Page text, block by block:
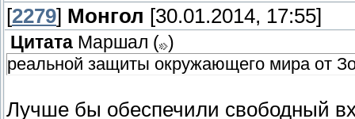
[2279] Монгол [30.01.2014, 17:55]
Цитата Маршал ( )
реальной защиты окружающего мира от
Лучше бы обеспечили свободный